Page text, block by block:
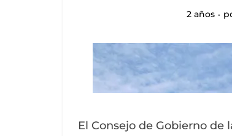
2 años
El Consejo de Gobierno